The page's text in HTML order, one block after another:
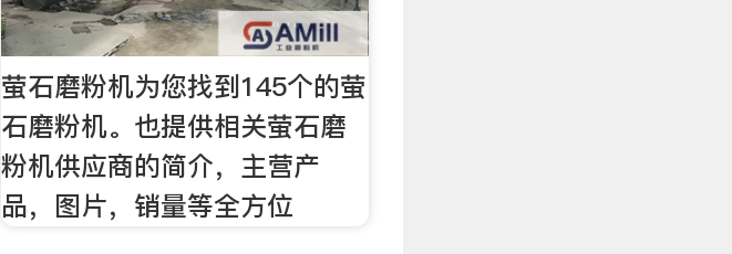
萤石磨粉机为您找到145个的萤
石磨粉机。也提供相关萤石磨
粉机供应商的简介，主营产
品，图片，销量等全方位